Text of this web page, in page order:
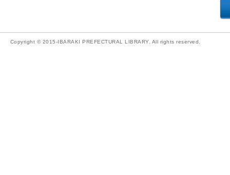
Copyright © 2015-IBARAKI PREFECTURAL LIBRARY. All rights reserved.